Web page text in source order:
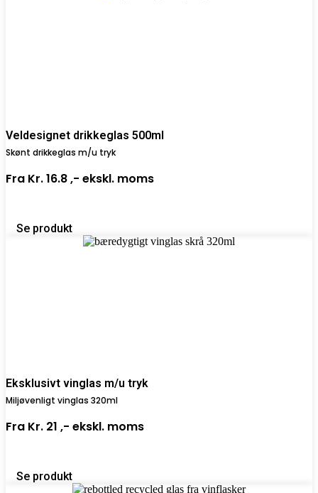
Veldesignet drikkeglas 500ml
Skønt drikkeglas m/u tryk
Fra Kr. 16.8 ,- ekskl. moms
Se produkt
Eksklusivt vinglas m/u tryk
Miljøvenligt vinglas 320ml
Fra Kr. 21 ,- ekskl. moms
Se produkt